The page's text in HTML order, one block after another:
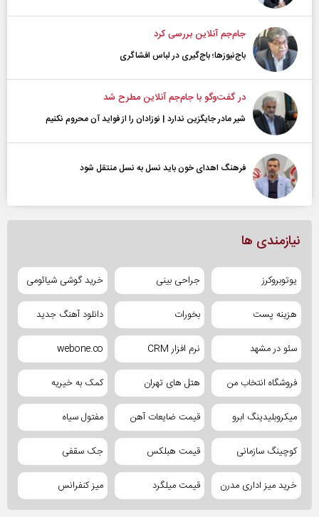
جام‌جم آنلاین بررسی کرد
باج‌نیوزها؛ باج‌گیری در لباس افشاگری
در گفت‌و‌گو با جام‌جم آنلاین مطرح شد
شیر مادر جایگزین ندارد | نوزادان را از فواید آن محروم نکنیم
فرهنگ اهدای خون باید نسل به نسل منتقل شود
نیازمندی ها
یوتوبروکرز جراحی بینی خرید گوشی شیائومی
هزینه پست بخورات دانلود آهنگ جدید
سئو در مشهد نرم افزار CRM webone.co
فروشگاه انتخاب من هتل های تهران کمک به خیریه
میکروبلیدینگ ابرو قیمت ضایعات آهن مفتول سیاه
کوچینگ سازمانی قیمت هبلکس جک سقفی
خرید میز اداری مدرن قیمت میلگرد میز کنفرانس